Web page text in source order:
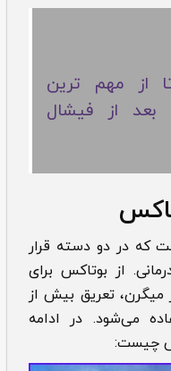
تا از مهم ترین
بعد از فیشال
که در دو دسته قرار
از بوتاکس برای
تعریق بیش از
می‌شود. در ادامه
چیست: